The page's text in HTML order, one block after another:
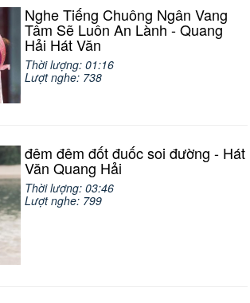
Nghe Tiếng Chuông Ngân Vang
Tâm Sẽ Luôn An Lành - Quang
Hải Hát Văn
Thời lượng: 01:16
Lượt nghe: 738
đêm đêm đốt đuốc soi đường - Hát
Văn Quang Hải
Thời lượng: 03:46
Lượt nghe: 799